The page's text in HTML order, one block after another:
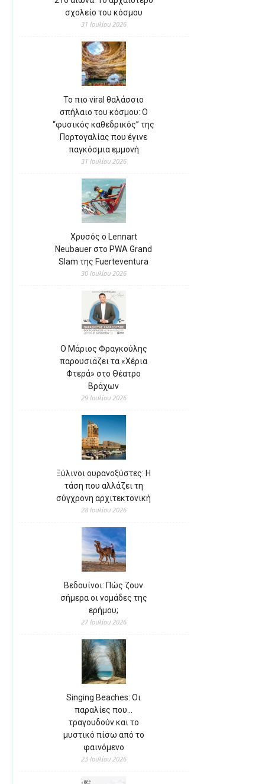
σχολείο του κόσμου
31 Ιουλίου 2026
Το πιο viral θαλάσσιο
σπήλαιο του κόσμου: Ο
“φυσικός καθεδρικός” της
Πορτογαλίας που έγινε
παγκόσμια εμμονή
31 Ιουλίου 2026
Χρυσός ο Lennart
Neubauer στο PWA Grand
Slam της Fuerteventura
30 Ιουλίου 2026
Ο Μάριος Φραγκούλης
παρουσιάζει τα «Χέρια
Φτερά» στο Θέατρο
Βράχων
29 Ιουλίου 2026
Ξύλινοι ουρανοξύστες: Η
τάση που αλλάζει τη
σύγχρονη αρχιτεκτονική
28 Ιουλίου 2026
Βεδουίνοι: Πώς ζουν
σήμερα οι νομάδες της
ερήμου;
27 Ιουλίου 2026
Singing Beaches: Οι
παραλίες που…
τραγουδούν και το
μυστικό πίσω από το
φαινόμενο
23 Ιουλίου 2026